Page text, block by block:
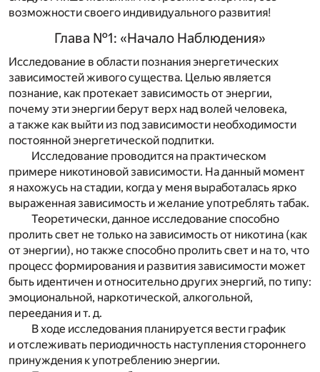
возможности своего индивидуального развития!
Глава №1: «Начало Наблюдения»
Исследование в области познания энергетических
зависимостей живого существа. Целью является
познание, как протекает зависимость от энергии,
почему эти энергии берут верх над волей человека,
а также как выйти из под зависимости необходимости
постоянной энергетической подпитки.
Исследование проводится на практическом
примере никотиновой зависимости. На данный момент
я нахожусь на стадии, когда у меня выработалась ярко
выраженная зависимость и желание употреблять табак.
Теоретически, данное исследование способно
пролить свет не только на зависимость от никотина (как
от энергии), но также способно пролить свет и на то, что
процесс формирования и развития зависимости может
быть идентичен и относительно других энергий, по типу:
эмоциональной, наркотической, алкогольной,
переедания и т. д.
В ходе исследования планируется вести график
и отслеживать периодичность наступления стороннего
принуждения к употреблению энергии.